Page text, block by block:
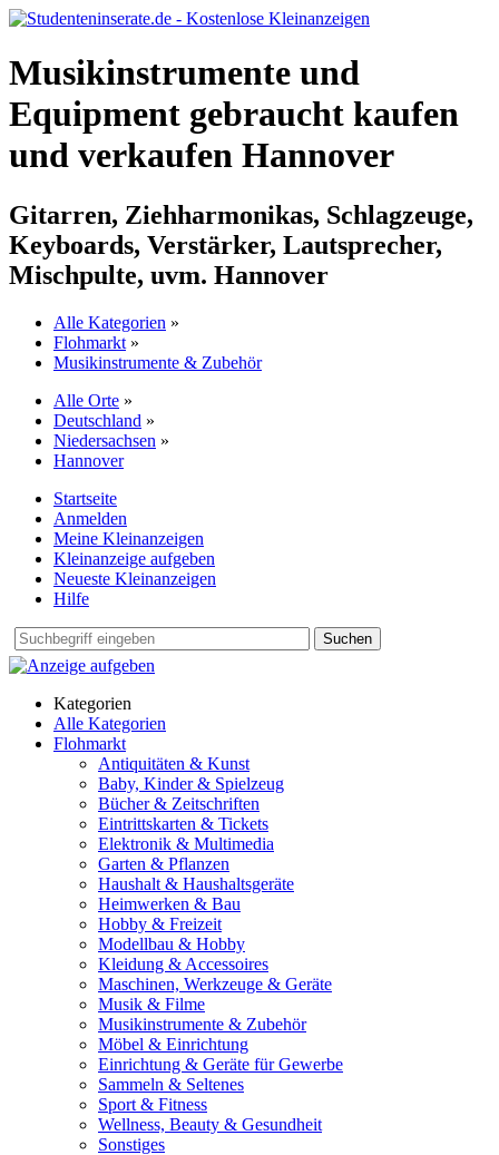
Musikinstrumente und
Equipment gebraucht kaufen
und verkaufen Hannover
Gitarren, Ziehharmonikas, Schlagzeuge,
Keyboards, Verstärker, Lautsprecher,
Mischpulte, uvm. Hannover
Alle Kategorien »
Flohmarkt »
Musikinstrumente & Zubehör
Alle Orte »
Deutschland »
Niedersachsen »
Hannover
Startseite
Anmelden
Meine Kleinanzeigen
Kleinanzeige aufgeben
Neueste Kleinanzeigen
Hilfe
Suchen
Kategorien
Alle Kategorien
Flohmarkt
Antiquitäten & Kunst
Baby, Kinder & Spielzeug
Bücher & Zeitschriften
Eintrittskarten & Tickets
Elektronik & Multimedia
Garten & Pflanzen
Haushalt & Haushaltsgeräte
Heimwerken & Bau
Hobby & Freizeit
Modellbau & Hobby
Kleidung & Accessoires
Maschinen, Werkzeuge & Geräte
Musik & Filme
Musikinstrumente & Zubehör
Möbel & Einrichtung
Einrichtung & Geräte für Gewerbe
Sammeln & Seltenes
Sport & Fitness
Wellness, Beauty & Gesundheit
Sonstiges